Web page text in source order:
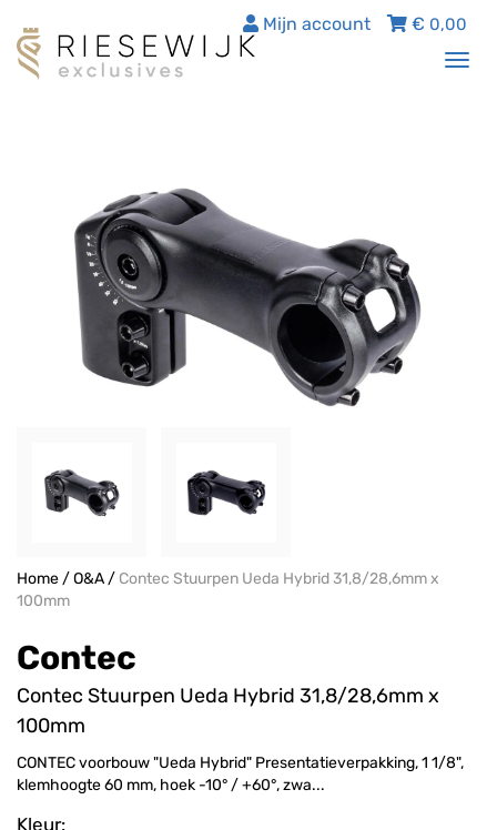
€ 0,00
Mijn account
Home/O&A/ Contec Stuurpen Ueda Hybrid 31,8/28,6mm x
100mm
Contec
Contec Stuurpen Ueda Hybrid 31,8/28,6mm x
100mm
CONTEC voorbouw "Ueda Hybrid" Presentatieverpakking, 1 1/8",
klemhoogte 60 mm, hoek -10° / +60°, zwa...
Kleur: